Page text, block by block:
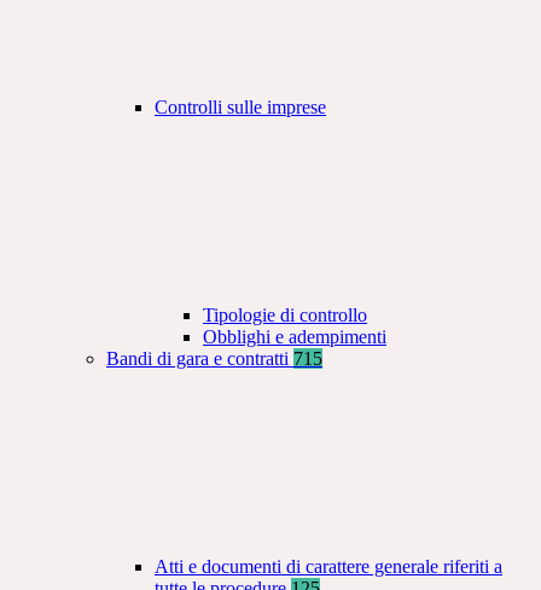
Controlli sulle imprese
Tipologie di controllo
Obblighi e adempimenti
Bandi di gara e contratti 715
Atti e documenti di carattere generale riferiti a